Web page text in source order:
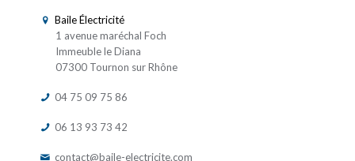
Baile Électricité
1 avenue maréchal Foch
Immeuble le Diana
07300 Tournon sur Rhône
04 75 09 75 86
06 13 93 73 42
contact@baile-electricite.com